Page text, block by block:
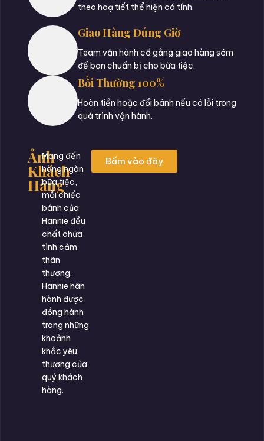
theo hoạ tiết thể hiện cá tính.
Giao Hàng Đúng Giờ
Team vận hành cố gắng giao hàng sớm
để bạn chuẩn bị cho bữa tiệc.
Bồi Thường 100%
Hoàn tiền hoặc đổi bánh nếu có lỗi trong
quá trình vận hành.
Ảnh
Khách
Hàng
Mang đến
hàng ngàn
bữa tiệc,
mỗi chiếc
bánh của
Hannie đều
chất chứa
tình cảm
thân
thương.
Hannie hân
hành được
đồng hành
trong những
khoảnh
khắc yêu
thương của
quý khách
hàng.
Bấm vào đây